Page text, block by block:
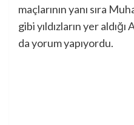
maçlarının yanı sıra
gibi yıldızların yer
da yorum yapıyordu.